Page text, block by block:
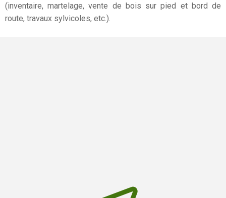
(inventaire, martelage, vente de bois sur pied et bord de
route, travaux sylvicoles, etc.).